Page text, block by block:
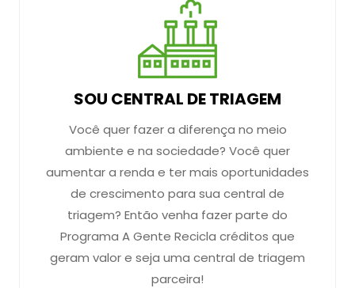
SOU CENTRAL DE TRIAGEM
Você quer fazer a diferença no meio
ambiente e na sociedade? Você quer
aumentar a renda e ter mais oportunidades
de crescimento para sua central de
triagem? Então venha fazer parte do
Programa A Gente Recicla créditos que
geram valor e seja uma central de triagem
parceira!